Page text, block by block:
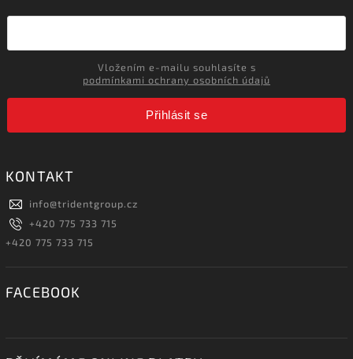
podmínkami ochrany osobních údajů
Přihlásit se
KONTAKT
info@tridentgroup.cz
+420 775 733 715
+420 775 733 715
FACEBOOK